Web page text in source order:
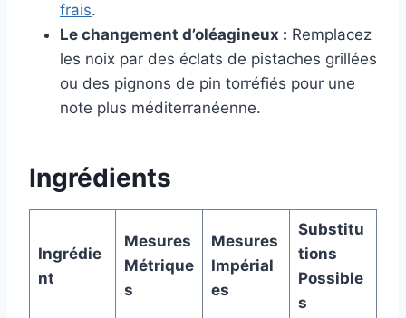
frais.
Le changement d’oléagineux : Remplacez
les noix par des éclats de pistaches grillées
ou des pignons de pin torréfiés pour une
note plus méditerranéenne.
Ingrédients
Ingrédie
nt
Mesures
Métrique
s
Mesures
Impérial
es
Substitu
tions
Possible
s